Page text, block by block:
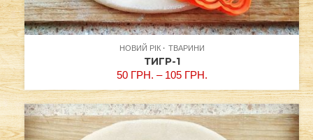
НОВИЙ РІК ТВАРИНИ
ТИГР-1
50 ГРН. – 105 ГРН.